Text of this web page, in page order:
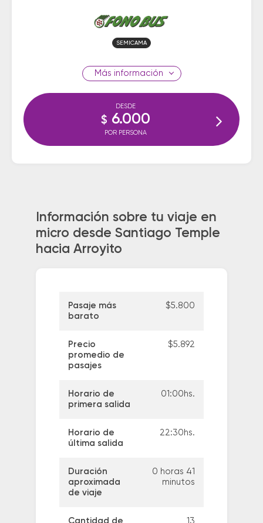
SEMICAMA
información
DESDE
$ 6.000
POR PERSONA
Información sobre tu viaje en
micro desde Santiago Temple
hacia Arroyito
Pasaje más
barato
$5.800
Precio
promedio de
pasajes
$5.892
Horario de
primera salida
01:00hs.
Horario de
última salida
22:30hs.
Duración
aproximada
de viaje
0 horas 41
minutos
Cantidad de 13